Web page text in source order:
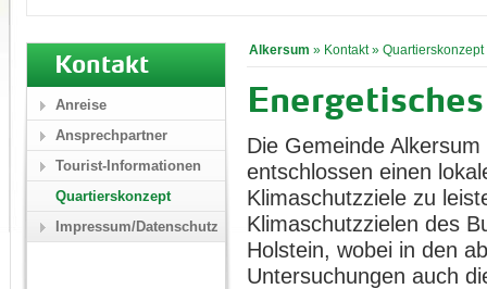
Alkersum » Kontakt» Quartierskonzept
Die Gemeinde
entschlossen einen
Klimaschutzziele zu
Klimaschutzzielen des
Holstein, wobei in den
Untersuchungen auch
Kontakt
Anreise
Ansprechpartner
Tourist-Informationen
Quartierskonzept
Impressum/Datenschutz